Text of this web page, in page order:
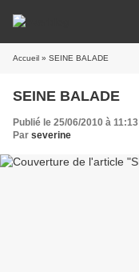
Accueil » SEINE BALADE
SEINE BALADE
Publié le 25/06/2010 à 11:13
Par severine